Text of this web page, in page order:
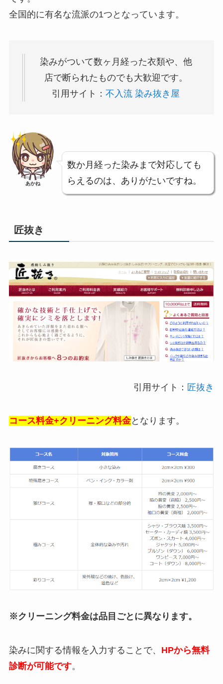
全国的に有名な流派の1つとなっています。
染みがついて数ヶ月経った衣類や、他
店で断られたものでも大歓迎です。
引用サイト：不入流 染み抜き屋
あかね
数か月経った染みまで対応しても
らえるのは、ありがたいですね。
匠抜き
引用サイト： 匠抜き
コース料金+クリーニング料金となります。
※クリーニング料金は品目ごとに異なります。
染みに関する情報を入力することで、 HPから無料
診断が可能です。